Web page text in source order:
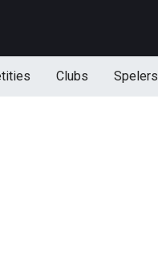
Clubs Spelers